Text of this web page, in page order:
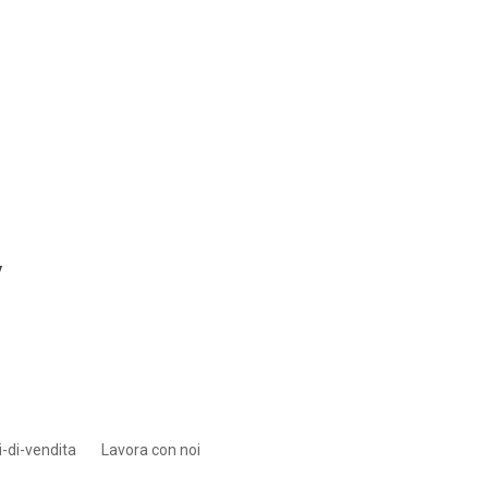
di-vendita Lavora con noi